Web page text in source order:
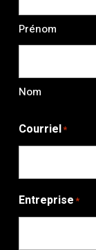
Prénom
Nom
Courriel*
Entreprise*